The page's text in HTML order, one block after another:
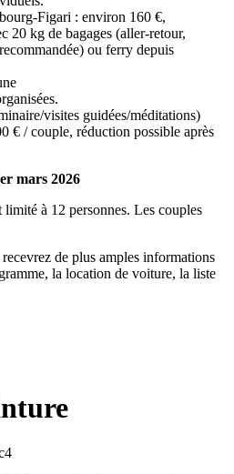
Figari : environ 160 €,
20 kg de bagages (aller-retour,
ou ferry depuis
visites guidées/méditations)
€ / couple, réduction possible après
mars 2026
à 12 personnes. Les couples
de plus amples informations
la location de voiture, la liste